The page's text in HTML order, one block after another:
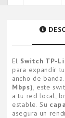
El Switch TP-
para expandir
ancho de
Mbps), este
a tu red local,
estable. Su
asegura un